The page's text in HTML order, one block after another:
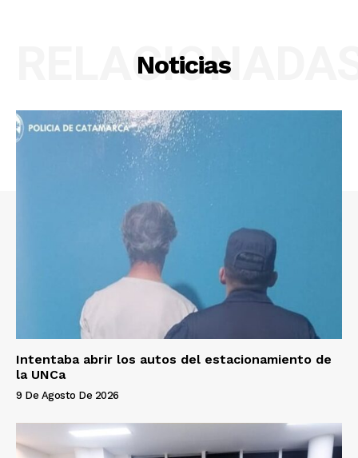
Noticias
Intentaba abrir los autos del estacionamiento de
la UNCa
9 De Agosto De 2026